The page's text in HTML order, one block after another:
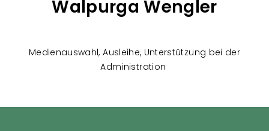
Walpurga Wengler
Medienauswahl, Ausleihe, Unterstützung bei der
Administration